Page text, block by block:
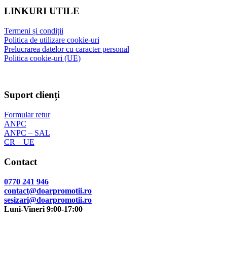
LINKURI UTILE
Termeni și condiții
Politica de utilizare cookie-uri
Prelucrarea datelor cu caracter personal
Politica cookie-uri (UE)
Suport clienți
Formular retur
ANPC
ANPC – SAL
CR – UE
Contact
0770 241 946
contact@doarpromotii.ro
sesizari@doarpromotii.ro
Luni-Vineri 9:00-17:00